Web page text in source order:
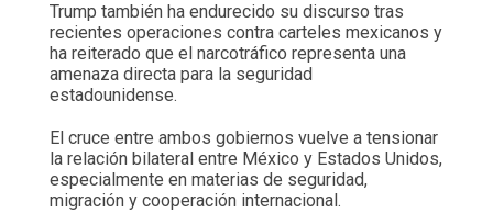
Trump también ha endurecido su discurso tras
recientes operaciones contra carteles mexicanos y
ha reiterado que el narcotráfico representa una
amenaza directa para la seguridad
estadounidense.
El cruce entre ambos gobiernos vuelve a tensionar
la relación bilateral entre México y Estados Unidos,
especialmente en materias de seguridad,
migración y cooperación internacional.